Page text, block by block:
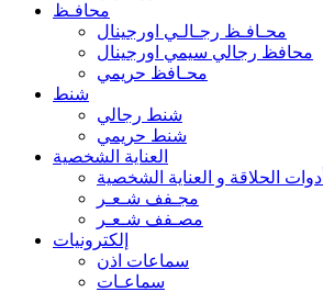
محافـظ
محـافـظ رجـالـي اورجينال
محافظ رجالي سيمي اورجينال
محـافظ حريمي
شنط
شنط رجالي
شنط حريمي
العناية الشخصية
أدوات الحلاقة و العناية الشخصية
مجـفف شـعـر
مصـفف شـعـر
إلكترونيات
سماعات اذن
سماعـات